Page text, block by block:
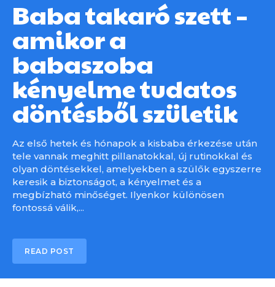
Baba takaró szett –
amikor a
babaszoba
kényelme tudatos
döntésből születik
Az első hetek és hónapok a kisbaba érkezése után
tele vannak meghitt pillanatokkal, új rutinokkal és
olyan döntésekkel, amelyekben a szülők egyszerre
keresik a biztonságot, a kényelmet és a
megbízható minőséget. Ilyenkor különösen
fontossá válik,...
READ POST